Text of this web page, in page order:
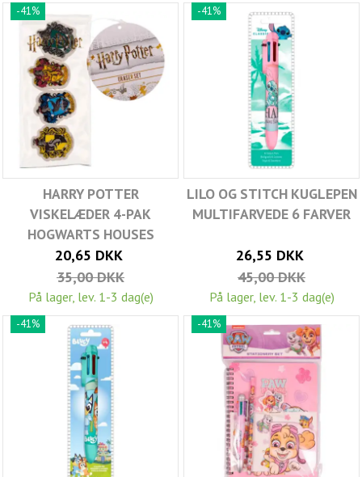
-41%
HARRY POTTER
VISKELÆDER 4-PAK
HOGWARTS HOUSES
20,65 DKK
35,00 DKK
På lager, lev. 1-3 dag(e)
-41%
LILO OG STITCH KUGLEPEN
MULTIFARVEDE 6 FARVER
26,55 DKK
45,00 DKK
På lager, lev. 1-3 dag(e)
-41% -41%